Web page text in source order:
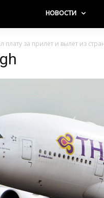
НОВОСТИ
плату за прилет и вылет из